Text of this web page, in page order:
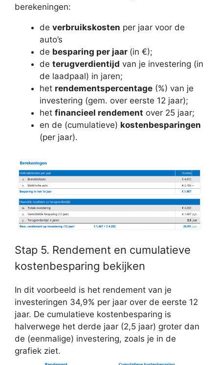
berekeningen:
de verbruikskosten per jaar voor de
auto’s
de besparing per jaar (in €);
de terugverdientijd van je investering (in
de laadpaal) in jaren;
het rendementspercentage (%) van je
investering (gem. over eerste 12 jaar);
het financieel rendement over 25 jaar;
en de (cumulatieve) kostenbesparingen
(per jaar).
Stap 5. Rendement en cumulatieve
kostenbesparing bekijken
In dit voorbeeld is het rendement van je
investeringen 34,9% per jaar over de eerste 12
jaar. De cumulatieve kostenbesparing is
halverwege het derde jaar (2,5 jaar) groter dan
de (eenmalige) investering, zoals je in de
grafiek ziet.